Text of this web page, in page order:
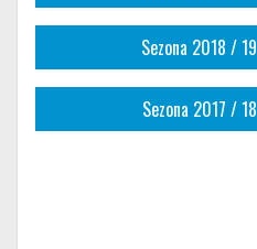
Sezona 2018 / 19
Sezona 2017 / 18